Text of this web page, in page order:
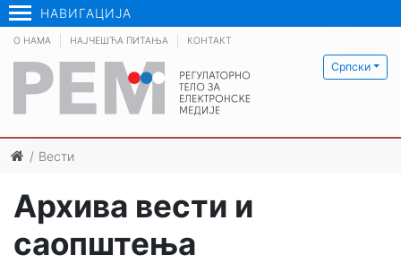
НАВИГАЦИЈА
Српски
О НАМА НАЈЧЕШЋА ПИТАЊА КОНТАКТ
Вести
Архива вести и
саопштења